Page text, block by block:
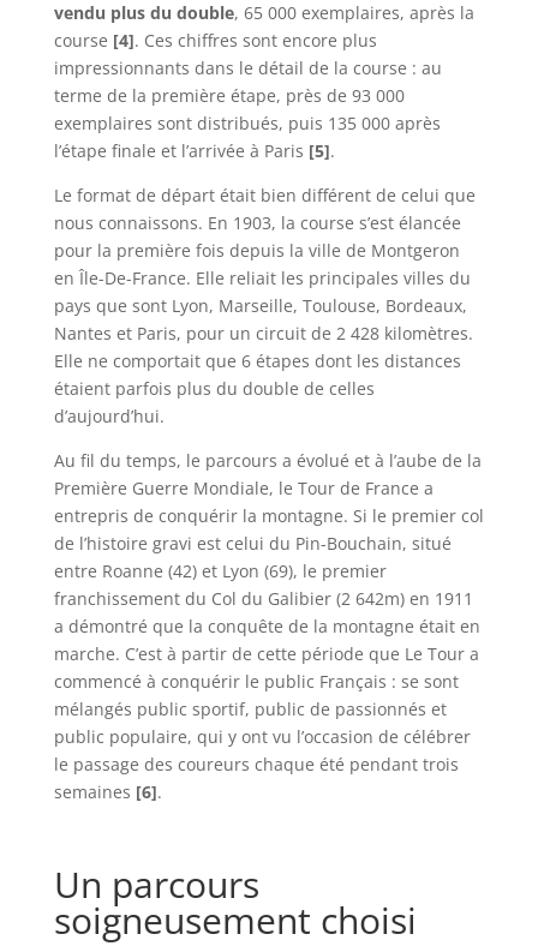
vendu plus du double, 65 000 exemplaires, après la
course [4]. Ces chiffres sont encore plus
impressionnants dans le détail de la course : au
terme de la première étape, près de 93 000
exemplaires sont distribués, puis 135 000 après
l’étape finale et l’arrivée à Paris [5].
Le format de départ était bien différent de celui que
nous connaissons. En 1903, la course s’est élancée
pour la première fois depuis la ville de Montgeron
en Île-De-France. Elle reliait les principales villes du
pays que sont Lyon, Marseille, Toulouse, Bordeaux,
Nantes et Paris, pour un circuit de 2 428 kilomètres.
Elle ne comportait que 6 étapes dont les distances
étaient parfois plus du double de celles
d’aujourd’hui.
Au fil du temps, le parcours a évolué et à l’aube de la
Première Guerre Mondiale, le Tour de France a
entrepris de conquérir la montagne. Si le premier col
de l’histoire gravi est celui du Pin-Bouchain, situé
entre Roanne (42) et Lyon (69), le premier
franchissement du Col du Galibier (2 642m) en 1911
a démontré que la conquête de la montagne était en
marche. C’est à partir de cette période que Le Tour a
commencé à conquérir le public Français : se sont
mélangés public sportif, public de passionnés et
public populaire, qui y ont vu l’occasion de célébrer
le passage des coureurs chaque été pendant trois
semaines [6].
Un parcours
soigneusement choisi